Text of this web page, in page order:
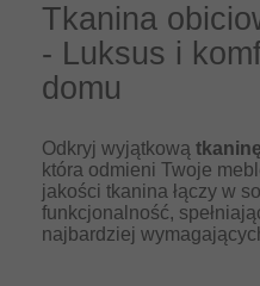
Tkanina
- Luksus i
domu
Odkryj wyjątkową
która odmieni Twoje
jakości tkanina łączy w
funkcjonalność,
najbardziej